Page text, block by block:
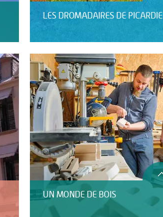
LES DROMADAIRES DE PICARDIE
UN MONDE DE BOIS